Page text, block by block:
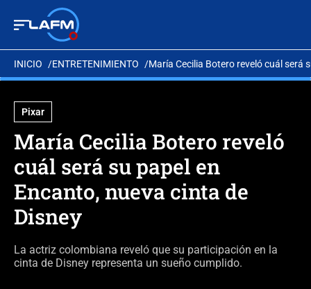
INICIO ENTRETENIMIENTO María Cecilia Botero reveló cuál será
Pixar
María Cecilia Botero reveló
cuál será su papel en
Encanto, nueva cinta de
Disney
La actriz colombiana reveló que su participación en la
cinta de Disney representa un sueño cumplido.